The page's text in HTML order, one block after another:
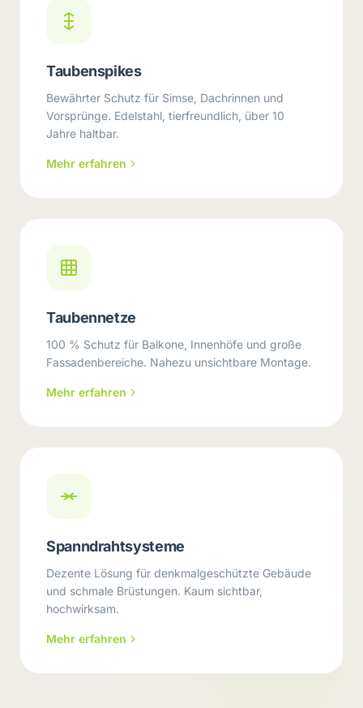
Taubenspikes
Bewährter Schutz für Simse, Dachrinnen und
Vorsprünge. Edelstahl, tierfreundlich, über 10
Jahre haltbar.
Mehr erfahren
Taubennetze
100 % Schutz für Balkone, Innenhöfe und große
Fassadenbereiche. Nahezu unsichtbare Montage.
Mehr erfahren
Spanndrahtsysteme
Dezente Lösung für denkmalgeschützte Gebäude
und schmale Brüstungen. Kaum sichtbar,
hochwirksam.
Mehr erfahren